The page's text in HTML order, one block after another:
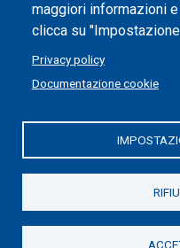
maggiori informazioni
clicca su
Privacy policy
Documentazione cookie
Politecnico di Torino | Corso
Torino, ITALIA | P.IVA/C.F.